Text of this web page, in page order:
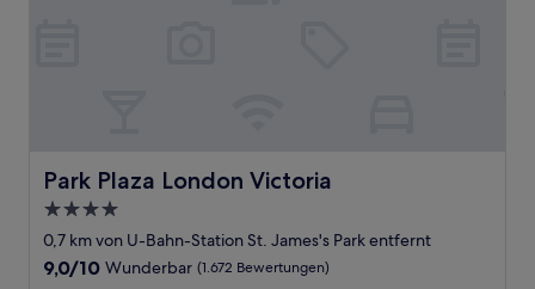
Park Plaza London Victoria
Park Plaza London Victoria
4.0-
Sterne-
Unterkunft
0,7 km von U-Bahn-Station St. James's Park entfernt
9.0
9,0/10 Wunderbar (1.672 Bewertungen)